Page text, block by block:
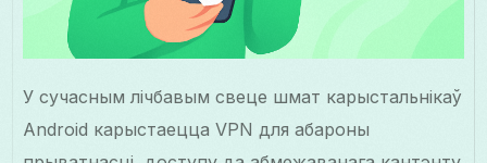
У сучасным лічбавым свеце шмат карыстальнікаў
Android карыстаецца VPN для абароны